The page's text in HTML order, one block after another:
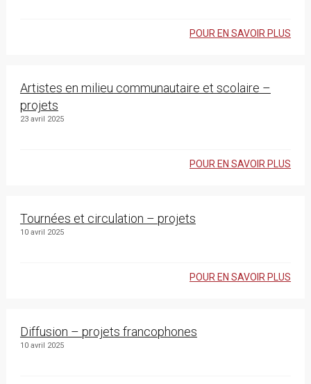
POUR EN SAVOIR PLUS
Artistes en milieu communautaire et scolaire –
projets
23 avril 2025
POUR EN SAVOIR PLUS
Tournées et circulation – projets
10 avril 2025
POUR EN SAVOIR PLUS
Diffusion – projets francophones
10 avril 2025